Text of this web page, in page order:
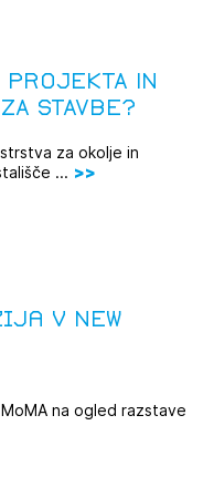
IN
STAVBE?
za okolje in
...
v New
na ogled razstave